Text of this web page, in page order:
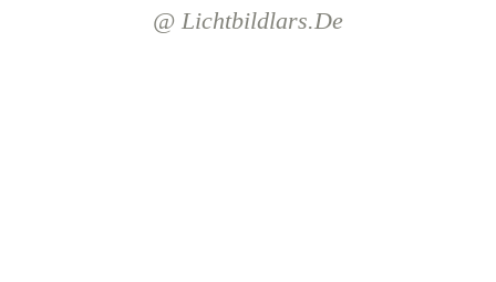
@ Lichtbildlars.de